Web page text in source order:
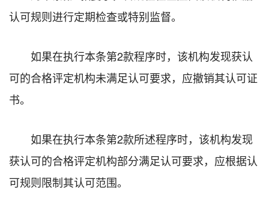
认可规则进行定期检查或特别监督。
如果在执行本条第2款程序时，该机构发现获认
可的合格评定机构未满足认可要求，应撤销其认可证
书。
如果在执行本条第2款所述程序时，该机构发现
获认可的合格评定机构部分满足认可要求，应根据认
可规则限制其认可范围。